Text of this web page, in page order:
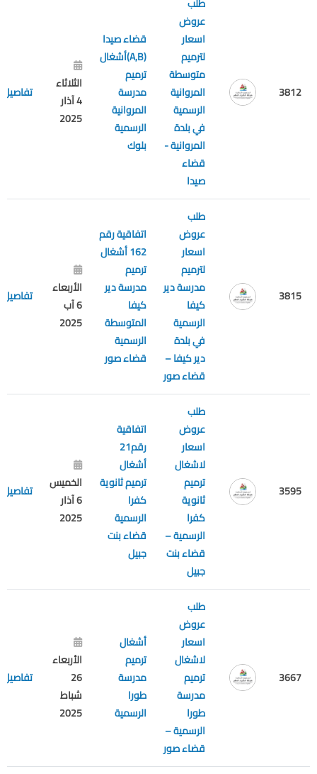
3812
طلب
عروض
اسعار
لترميم
متوسطة
المروانية
الرسمية
في بلدة
المروانية -
قضاء
صيدا
قضاء صيدا
(A,B)أشغال
ترميم
مدرسة
المروانية
الرسمية
بلوك
الثلاثاء
4 آذار
2025
تفاصيل
3815
طلب
عروض
اسعار
لترميم
مدرسة دير
كيفا
الرسمية
في بلدة
دير كيفا –
قضاء صور
اتفاقية رقم
162 أشغال
ترميم
مدرسة دير
كيفا
المتوسطة
الرسمية
قضاء صور
الأربعاء
6 آب
2025
تفاصيل
3595
طلب
عروض
اسعار
لاشغال
ترميم
ثانوية
كفرا
الرسمية –
قضاء بنت
جبيل
اتفاقية
رقم21
أشغال
ترميم ثانوية
كفرا
الرسمية
قضاء بنت
جبيل
الخميس
6 آذار
2025
تفاصيل
3667
طلب
عروض
اسعار
لاشغال
ترميم
مدرسة
طورا
الرسمية –
قضاء صور
أشغال
ترميم
مدرسة
طورا
الرسمية
الأربعاء
26
شباط
2025
تفاصيل